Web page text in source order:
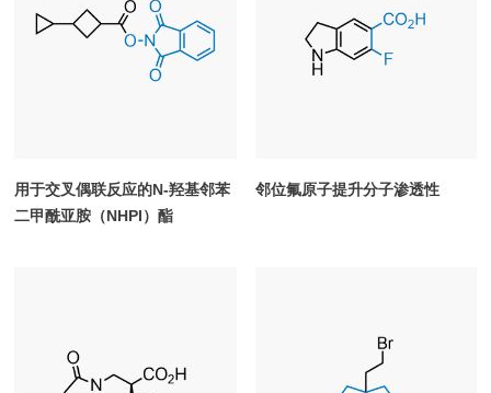
用于交叉偶联反应的N-羟基邻苯
二甲酰亚胺（NHPI）酯
邻位氟原子提升分子渗透性